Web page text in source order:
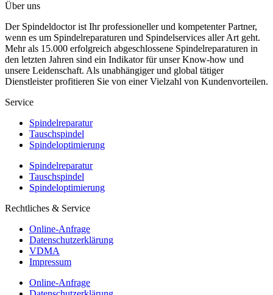
Über uns
Der Spindeldoctor ist Ihr professioneller und kompetenter Partner,
wenn es um Spindelreparaturen und Spindelservices aller Art geht.
Mehr als 15.000 erfolgreich abgeschlossene Spindelreparaturen in
den letzten Jahren sind ein Indikator für unser Know-how und
unsere Leidenschaft. Als unabhängiger und global tätiger
Dienstleister profitieren Sie von einer Vielzahl von Kundenvorteilen.
Service
Spindelreparatur
Tauschspindel
Spindeloptimierung
Spindelreparatur
Tauschspindel
Spindeloptimierung
Rechtliches & Service
Online-Anfrage
Datenschutzerklärung
VDMA
Impressum
Online-Anfrage